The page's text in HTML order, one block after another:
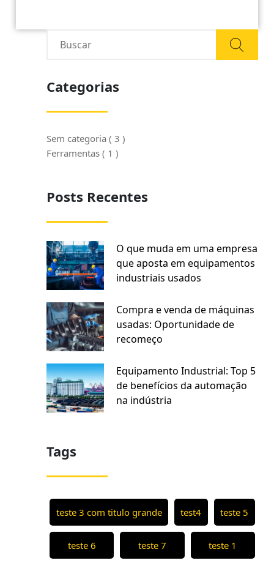
Categorias
Sem categoria ( 3 )
Ferramentas ( 1 )
Posts Recentes
O que muda em uma empresa
que aposta em equipamentos
industriais usados
Compra e venda de máquinas
usadas: Oportunidade de
recomeço
Equipamento Industrial: Top 5
de benefícios da automação
na indústria
Tags
teste 3 com titulo grande test4 teste 5
teste 6 teste 7 teste 1